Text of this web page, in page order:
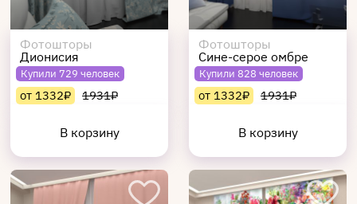
Фотошторы
Дионисия
Купили 729 человек
от 1332₽ 1931₽
В корзину
Фотошторы
Сине-серое омбре
Купили 828 человек
от 1332₽ 1931₽
В корзину